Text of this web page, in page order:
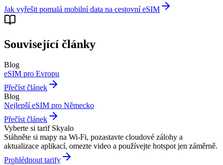
Jak vyřešit pomalá mobilní data na cestovní eSIM
Související články
Blog
eSIM pro Evropu
Přečíst článek
Blog
Nejlepší eSIM pro Německo
Přečíst článek
Vyberte si tarif Skyalo
Stáhněte si mapy na Wi‑Fi, pozastavte cloudové zálohy a
aktualizace aplikací, omezte video a používejte hotspot jen záměrně.
Prohlédnout tarify